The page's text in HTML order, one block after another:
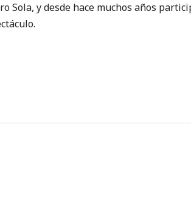
Sola, y desde hace muchos años